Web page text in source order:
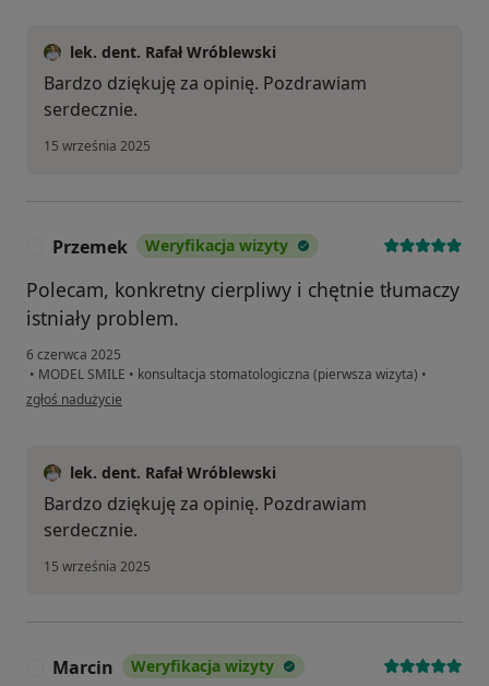
lek. dent. Rafał Wróblewski
Bardzo dziękuję za opinię. Pozdrawiam
serdecznie.
15 września 2025
Przemek Weryfikacja wizyty
Polecam, konkretny cierpliwy i chętnie tłumaczy
istniały problem.
6 czerwca 2025
• MODEL SMILE • konsultacja stomatologiczna (pierwsza wizyta) •
w opinii użytkownika Przemek
zgłoś nadużycie
lek. dent. Rafał Wróblewski
Bardzo dziękuję za opinię. Pozdrawiam
serdecznie.
15 września 2025
Marcin Weryfikacja wizyty